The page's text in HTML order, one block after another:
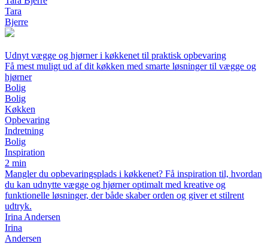
Tara
Bjerre
Udnyt vægge og hjørner i køkkenet til praktisk opbevaring
Få mest muligt ud af dit køkken med smarte løsninger til vægge og
hjørner
Bolig
Bolig
Køkken
Opbevaring
Indretning
Bolig
Inspiration
2 min
Mangler du opbevaringsplads i køkkenet? Få inspiration til, hvordan
du kan udnytte vægge og hjørner optimalt med kreative og
funktionelle løsninger, der både skaber orden og giver et stilrent
udtryk.
Irina Andersen
Irina
Andersen